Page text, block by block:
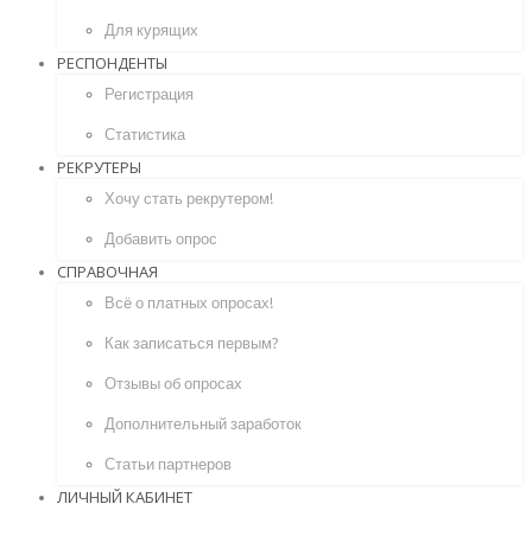
Для курящих
РЕСПОНДЕНТЫ
Регистрация
Статистика
РЕКРУТЕРЫ
Хочу стать рекрутером!
Добавить опрос
СПРАВОЧНАЯ
Всё о платных опросах!
Как записаться первым?
Отзывы об опросах
Дополнительный заработок
Статьи партнеров
ЛИЧНЫЙ КАБИНЕТ